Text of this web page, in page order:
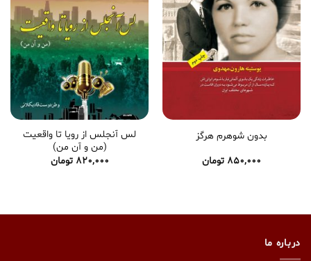
بدون شوهرم هرگز
850,000 تومان
لس آنجلس از رویا تا واقعیت
(من و آن من)
820,000 تومان
درباره ما